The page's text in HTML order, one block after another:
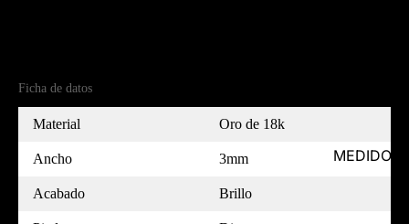
MEDIDOR
Ficha de datos
Material Oro de 18k
Ancho 3mm
Acabado Brillo